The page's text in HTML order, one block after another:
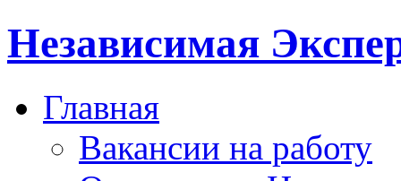
Независимая
Главная
Вакансии на работу